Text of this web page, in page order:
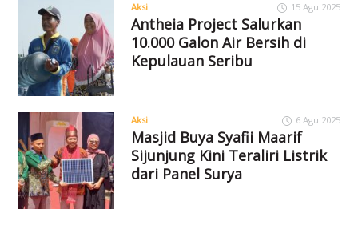
Aksi 15 Agu 2025
Antheia Project Salurkan
10.000 Galon Air Bersih di
Kepulauan Seribu
Aksi 6 Agu 2025
Masjid Buya Syafii Maarif
Sijunjung Kini Teraliri Listrik
dari Panel Surya